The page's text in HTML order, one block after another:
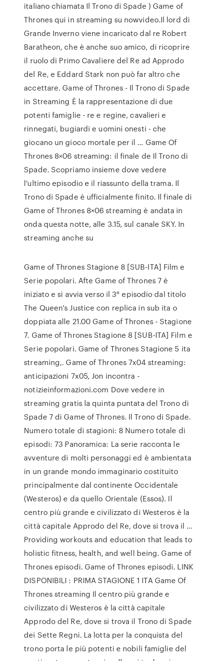
italiano chiamata Il Trono di Spade ) Game of
Thrones qui in streaming su nowvideo.Il lord di
Grande Inverno viene incaricato dal re Robert
Baratheon, che è anche suo amico, di ricoprire
il ruolo di Primo Cavaliere del Re ad Approdo
del Re, e Eddard Stark non può far altro che
accettare. Game of Thrones - Il Trono di Spade
in Streaming È la rappresentazione di due
potenti famiglie - re e regine, cavalieri e
rinnegati, bugiardi e uomini onesti - che
giocano un gioco mortale per il … Game Of
Thrones 8×06 streaming: il finale de Il Trono di
Spade. Scopriamo insieme dove vedere
l’ultimo episodio e il riassunto della trama. Il
Trono di Spade è ufficialmente finito. Il finale di
Game of Thrones 8×06 streaming è andata in
onda questa notte, alle 3.15, sul canale SKY. In
streaming anche su
Game of Thrones Stagione 8 [SUB-ITA] Film e
Serie popolari. Afte Game of Thrones 7 è
iniziato e si avvia verso il 3° episodio dal titolo
The Queen's Justice con replica in sub ita o
doppiata alle 21.00 Game of Thrones - Stagione
7. Game of Thrones Stagione 8 [SUB-ITA] Film e
Serie popolari. Game of Thrones Stagione 5 ita
streaming,. Game of Thrones 7x04 streaming:
anticipazioni 7x05, Jon incontra -
notizieinformazioni.com Dove vedere in
streaming gratis la quinta puntata del Trono di
Spade 7 di Game of Thrones. Il Trono di Spade.
Numero totale di stagioni: 8 Numero totale di
episodi: 73 Panoramica: La serie racconta le
avventure di molti personaggi ed è ambientata
in un grande mondo immaginario costituito
principalmente dal continente Occidentale
(Westeros) e da quello Orientale (Essos). Il
centro più grande e civilizzato di Westeros è la
città capitale Approdo del Re, dove si trova il …
Providing workouts and education that leads to
holistic fitness, health, and well being. Game of
Thrones episodi. Game of Thrones episodi. LINK
DISPONIBILI : PRIMA STAGIONE 1 ITA Game Of
Thrones streaming Il centro più grande e
civilizzato di Westeros è la città capitale
Approdo del Re, dove si trova il Trono di Spade
dei Sette Regni. La lotta per la conquista del
trono porta le più potenti e nobili famiglie del